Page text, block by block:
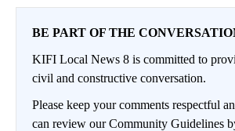
BE PART OF THE
KIFI Local News 8 is committed to
civil and constructive conversation.
Please keep your comments respectful
can review our Community Guidelines